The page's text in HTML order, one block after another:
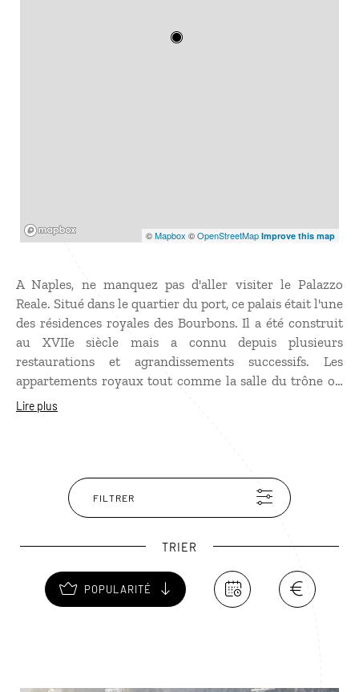
©Mapbox ©OpenStreetMap Improve this map
A Naples, ne manquez pas d'aller visiter le Palazzo
Reale. Situé dans le quartier du port, ce palais était l'une
des résidences royales des Bourbons. Il a été construit
au XVIIe siècle mais a connu depuis plusieurs
restaurations et agrandissements successifs. Les
appartements royaux tout comme la salle du trône ou
l'escalier d'apparat vous impressionneront par leur
par le Castel Nuovo, musée municipal.
Lire plus
FILTRER
TRIER
POPULARITÉ